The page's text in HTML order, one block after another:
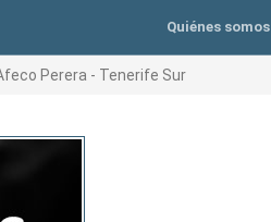
Quiénes somos
Perera - Tenerife Sur